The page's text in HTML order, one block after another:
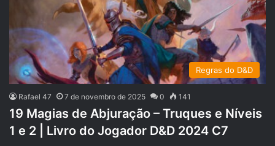
Regras do D&D
Rafael 47 7 de novembro de 2025 0 141
19 Magias de Abjuração – Truques e Níveis
1 e 2 | Livro do Jogador D&D 2024 C7